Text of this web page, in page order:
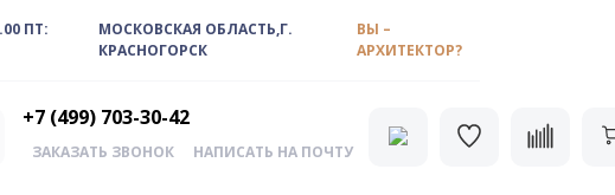
ПТ:
МОСКОВСКАЯ ОБЛАСТЬ,Г.
КРАСНОГОРСК
ВЫ –
АРХИТЕКТОР?
+7 (499) 703-30-42
ЗАКАЗАТЬ ЗВОНОК НАПИСАТЬ НА ПОЧТУ